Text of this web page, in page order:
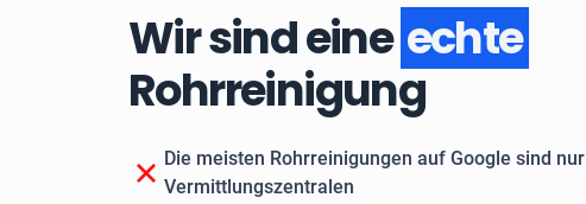
Wir sind eine echte
Rohrreinigung
Die meisten Rohrreinigungen auf Google sind nur
Vermittlungszentralen